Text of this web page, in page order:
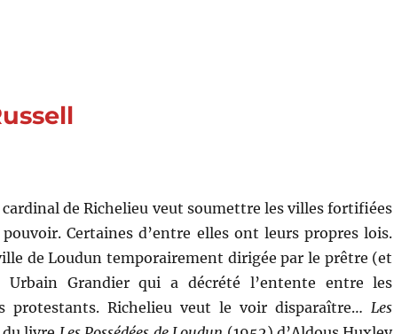
cardinal de Richelieu veut soumettre les villes fortifiées
Certaines d’entre elles ont leurs propres lois.
de Loudun temporairement dirigée par le prêtre (et
Urbain Grandier qui a décrété l’entente entre les
protestants. Richelieu veut le voir disparaître… Les